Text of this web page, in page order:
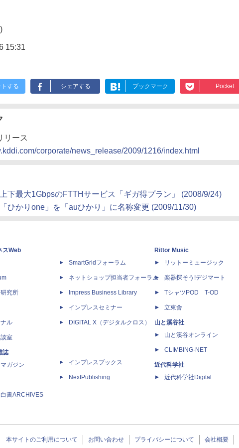
15:31
する シェアする ブックマーク Pocket
リース
corporate/news_release/2009/1216/index.html
下最大1GbpsのFTTHサービス「ギガ得プラン」 (2008/9/24)
ひかりone」を「auひかり」に名称変更 (2009/11/30)
スWeb
究所
ル
室
誌
ガジン
書ARCHIVES
SmartGridフォーラム
ネットショップ担当者フォーラム
Impress Business Library
インプレスセミナー
DIGITAL X（デジタルクロス）
インプレスブックス
NextPublishing
Rittor Music
リットーミュージック
楽器探そう!デジマート
TシャツPOD T-OD
立東舎
山と溪谷社
山と溪谷オンライン
CLIMBING-NET
近代科学社
近代科学社Digital
本サイトのご利用について お問い合わせ プライバシーについて 会社概要